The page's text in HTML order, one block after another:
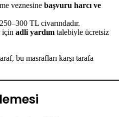
veznesine başvuru harcı ve
TL civarındadır.
için adli yardım talebiyle ücretsiz
bu masrafları karşı tarafa